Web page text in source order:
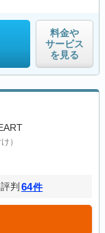
料金や
サービス
を見る
）
判 64件